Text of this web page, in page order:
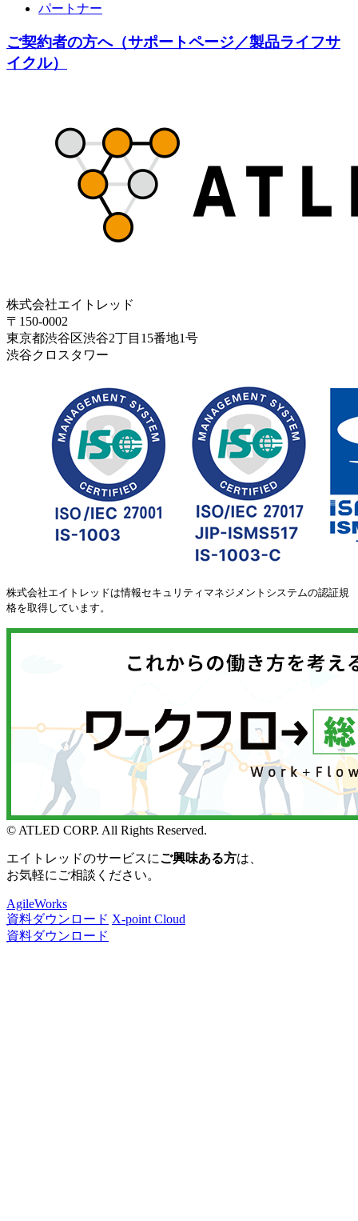
パートナー
ご契約者の方へ（サポートページ／製品ライフサ
イクル）
株式会社エイトレッド
〒150-0002
東京都渋谷区渋谷2丁目15番地1号
渋谷クロスタワー
株式会社エイトレッドは情報セキュリティマネジメントシステムの認証規
格を取得しています。
© ATLED CORP. All Rights Reserved.
エイトレッドのサービスにご興味ある方は、
お気軽にご相談ください。
AgileWorks
資料ダウンロード X-point Cloud
資料ダウンロード